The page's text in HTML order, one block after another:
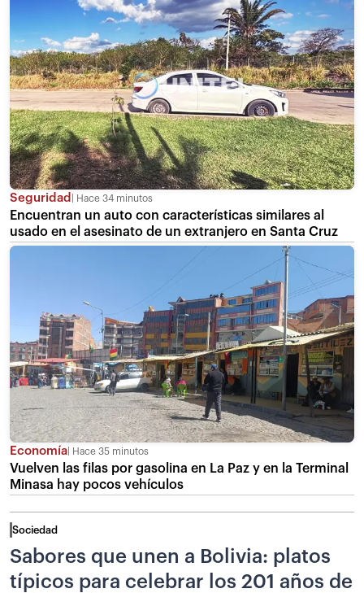
Seguridad Hace 34 minutos
Encuentran un auto con características similares al
usado en el asesinato de un extranjero en Santa Cruz
Economía Hace 35 minutos
Vuelven las filas por gasolina en La Paz y en la Terminal
Minasa hay pocos vehículos
Sociedad
Sabores que unen a Bolivia: platos
típicos para celebrar los 201 años de